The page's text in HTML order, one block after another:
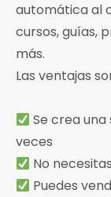
automática al
cursos, guías,
más.
Las ventajas
Se crea una
veces
No
Puedes